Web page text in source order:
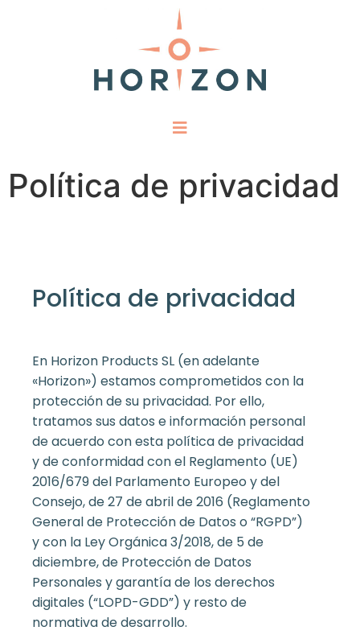
Política de privacidad
Política de privacidad
En Horizon Products SL (en adelante
«Horizon») estamos comprometidos con la
protección de su privacidad. Por ello,
tratamos sus datos e información personal
de acuerdo con esta política de privacidad
y de conformidad con el Reglamento (UE)
2016/679 del Parlamento Europeo y del
Consejo, de 27 de abril de 2016 (Reglamento
General de Protección de Datos o “RGPD”)
y con la Ley Orgánica 3/2018, de 5 de
diciembre, de Protección de Datos
Personales y garantía de los derechos
digitales (“LOPD-GDD”) y resto de
normativa de desarrollo.